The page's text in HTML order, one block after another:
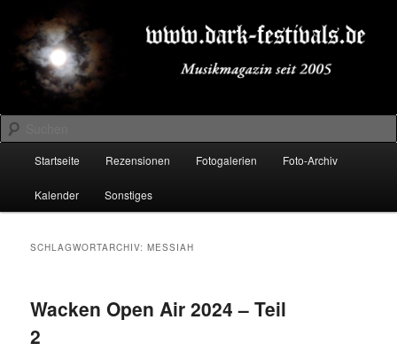
primären
Inhalt
springen
sekundären
Inhalt
springenDARK-FESTIVALS.DE
Suchen
Startseite Rezensionen Fotogalerien Foto-Archiv
Kalender Sonstiges
SCHLAGWORTARCHIV:MESSIAH
Wacken Open Air 2024 – Teil
2